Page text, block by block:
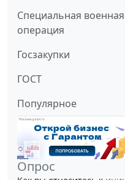
Специальная военная
операция
Госзакупки
ГОСТ
Популярное
Опрос